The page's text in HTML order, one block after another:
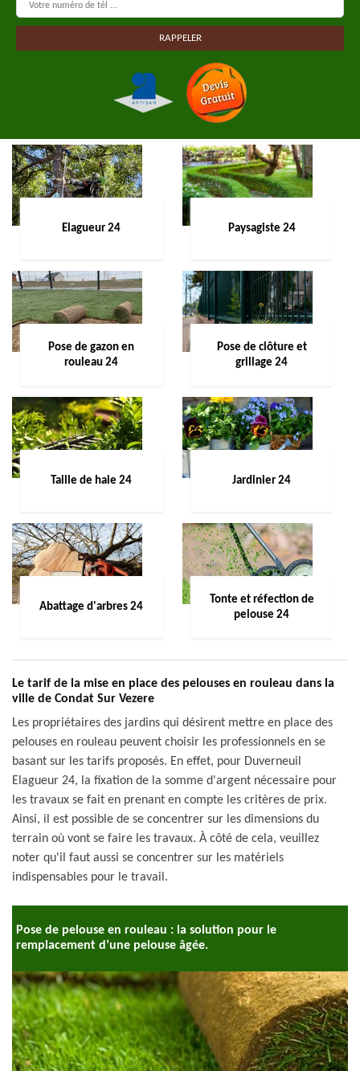
Elagueur 24 Paysagiste 24
Pose de gazon en
rouleau 24
Pose de clôture et
grillage 24
Taille de haie 24 Jardinier 24
Abattage d'arbres 24
Tonte et réfection de
pelouse 24
Le tarif de la mise en place des pelouses en rouleau dans la
ville de Condat Sur Vezere
Les propriétaires des jardins qui désirent mettre en place des
pelouses en rouleau peuvent choisir les professionnels en se
basant sur les tarifs proposés. En effet, pour Duverneuil
Elagueur 24, la fixation de la somme d'argent nécessaire pour
les travaux se fait en prenant en compte les critères de prix.
Ainsi, il est possible de se concentrer sur les dimensions du
terrain où vont se faire les travaux. À côté de cela, veuillez
noter qu'il faut aussi se concentrer sur les matériels
indispensables pour le travail.
Pose de pelouse en rouleau : la solution pour le
remplacement d’une pelouse âgée.